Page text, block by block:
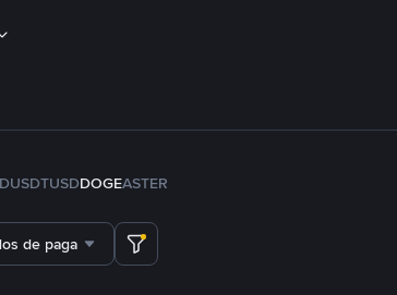
TUSDDOGEASTER
de pagamento